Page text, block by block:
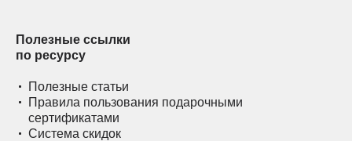
Полезные ссылки
по ресурсу
Полезные статьи
Правила пользования подарочными
сертификатами
Система скидок